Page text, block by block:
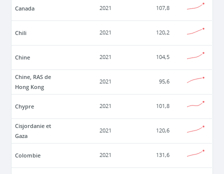
Canada 2021 107,8
Chili 2021 120,2
Chine 2021 104,5
Chine, RAS de
Hong Kong
2021 95,6
Chypre 2021 101,8
Cisjordanie et
Gaza
2021 120,6
Colombie 2021 131,6